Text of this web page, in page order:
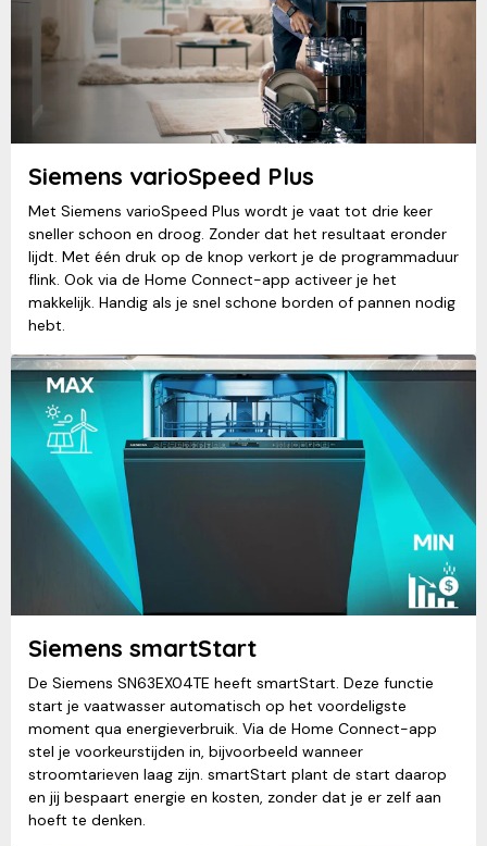
Siemens varioSpeed Plus
Met Siemens varioSpeed Plus wordt je vaat tot drie keer
sneller schoon en droog. Zonder dat het resultaat eronder
lijdt. Met één druk op de knop verkort je de programmaduur
flink. Ook via de Home Connect-app activeer je het
makkelijk. Handig als je snel schone borden of pannen nodig
hebt.
Siemens smartStart
De Siemens SN63EX04TE heeft smartStart. Deze functie
start je vaatwasser automatisch op het voordeligste
moment qua energieverbruik. Via de Home Connect-app
stel je voorkeurstijden in, bijvoorbeeld wanneer
stroomtarieven laag zijn. smartStart plant de start daarop
en jij bespaart energie en kosten, zonder dat je er zelf aan
hoeft te denken.